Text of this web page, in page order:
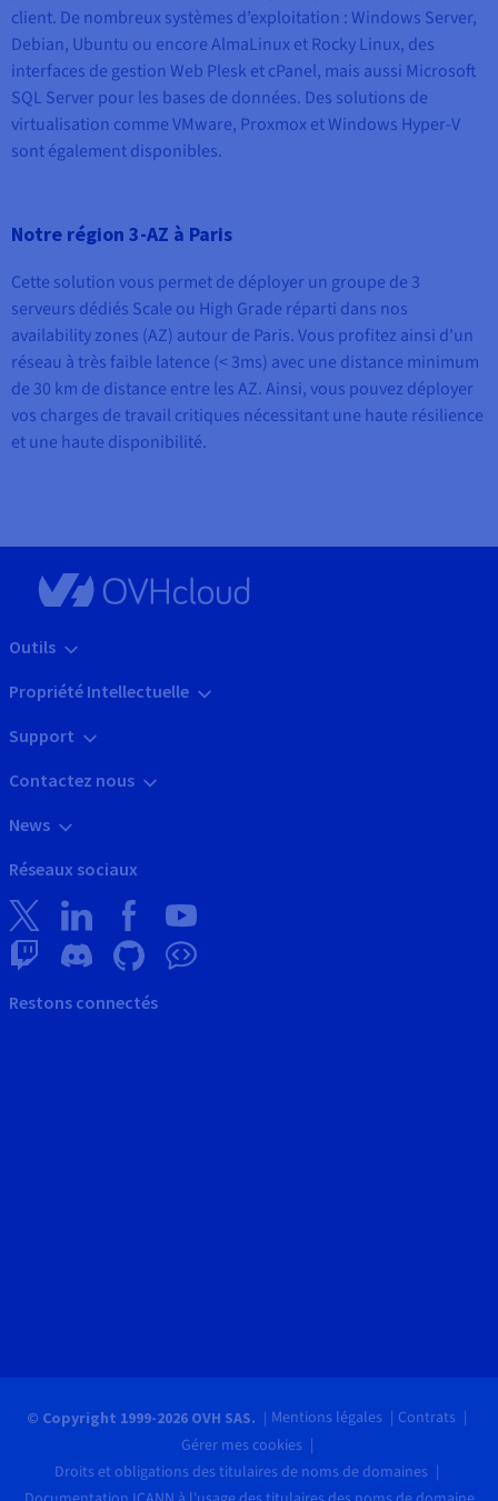
client. De nombreux systèmes d’exploitation : Windows Server,
Debian, Ubuntu ou encore AlmaLinux et Rocky Linux, des
interfaces de gestion Web Plesk et cPanel, mais aussi Microsoft
SQL Server pour les bases de données. Des solutions de
virtualisation comme VMware, Proxmox et Windows Hyper-V
sont également disponibles.
Notre région 3-AZ à Paris
Cette solution vous permet de déployer un groupe de 3
serveurs dédiés Scale ou High Grade réparti dans nos
availability zones (AZ) autour de Paris. Vous profitez ainsi d'un
réseau à très faible latence (< 3ms) avec une distance minimum
de 30 km de distance entre les AZ. Ainsi, vous pouvez déployer
vos charges de travail critiques nécessitant une haute résilience
et une haute disponibilité.
Outils
Propriété Intellectuelle
Support
Contactez nous
News
Réseaux sociaux
Restons connectés
© Copyright 1999-2026 OVH SAS. Mentions légales
Contrats
Gérer mes cookies
Droits et obligations des titulaires de noms de domaines